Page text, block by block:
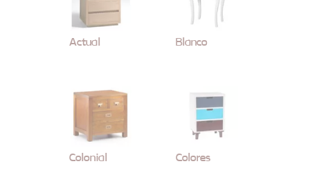
Actual Blanco
Colonial Colores